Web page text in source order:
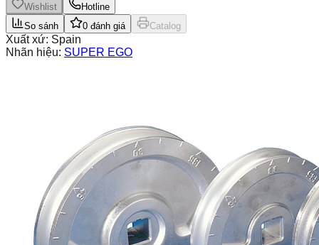
Wishlist
Hotline
So sánh
0 đánh giá Catalog
Xuất xứ: Spain
Nhãn hiệu: SUPER EGO